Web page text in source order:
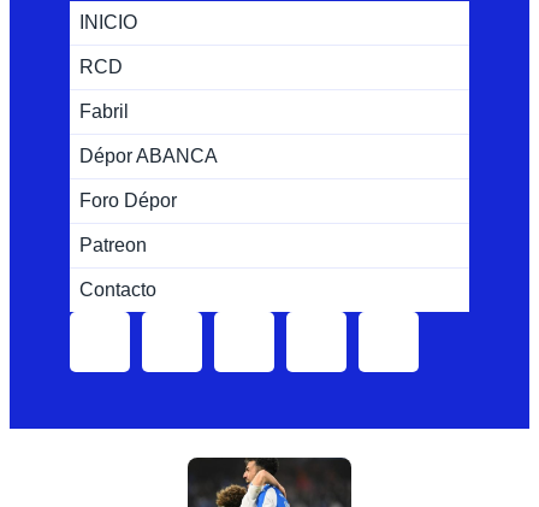
INICIO
RCD
Fabril
Dépor ABANCA
Foro Dépor
Patreon
Contacto